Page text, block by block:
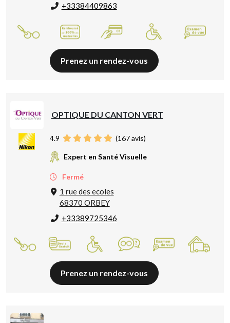
+33384409863
Prenez un rendez-vous
OPTIQUE DU CANTON VERT
4.9 (167avis)
Expert en Santé Visuelle
Fermé
1 rue des ecoles
68370 ORBEY
+33389725346
Prenez un rendez-vous